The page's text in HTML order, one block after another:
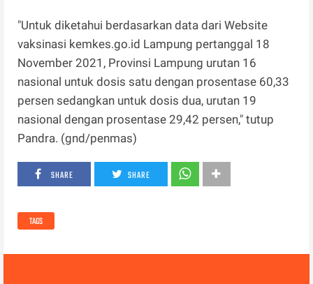
"Untuk diketahui berdasarkan data dari Website
vaksinasi kemkes.go.id Lampung pertanggal 18
November 2021, Provinsi Lampung urutan 16
nasional untuk dosis satu dengan prosentase 60,33
persen sedangkan untuk dosis dua, urutan 19
nasional dengan prosentase 29,42 persen," tutup
Pandra. (gnd/penmas)
SHARE SHARE
TAGS